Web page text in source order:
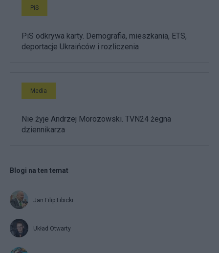
PiS
PiS odkrywa karty. Demografia, mieszkania, ETS,
deportacje Ukraińców i rozliczenia
Media
Nie żyje Andrzej Morozowski. TVN24 żegna
dziennikarza
Blogi na ten temat
Jan Filip Libicki
Układ Otwarty